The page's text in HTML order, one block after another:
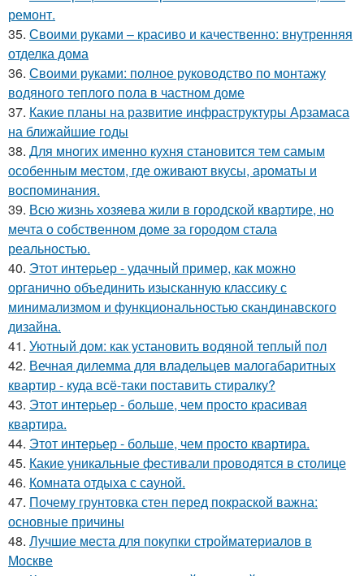
ремонт.
35. Своими руками – красиво и качественно: внутренняя
отделка дома
36. Своими руками: полное руководство по монтажу
водяного теплого пола в частном доме
37. Какие планы на развитие инфраструктуры Арзамаса
на ближайшие годы
38. Для многих именно кухня становится тем самым
особенным местом, где оживают вкусы, ароматы и
воспоминания.
39. Всю жизнь хозяева жили в городской квартире, но
мечта о собственном доме за городом стала
реальностью.
40. Этот интерьер - удачный пример, как можно
органично объединить изысканную классику с
минимализмом и функциональностью скандинавского
дизайна.
41. Уютный дом: как установить водяной теплый пол
42. Вечная дилемма для владельцев малогабаритных
квартир - куда всё-таки поставить стиралку?
43. Этот интерьер - больше, чем просто красивая
квартира.
44. Этот интерьер - больше, чем просто квартира.
45. Какие уникальные фестивали проводятся в столице
46. Комната отдыха с сауной.
47. Почему грунтовка стен перед покраской важна:
основные причины
48. Лучшие места для покупки стройматериалов в
Москве